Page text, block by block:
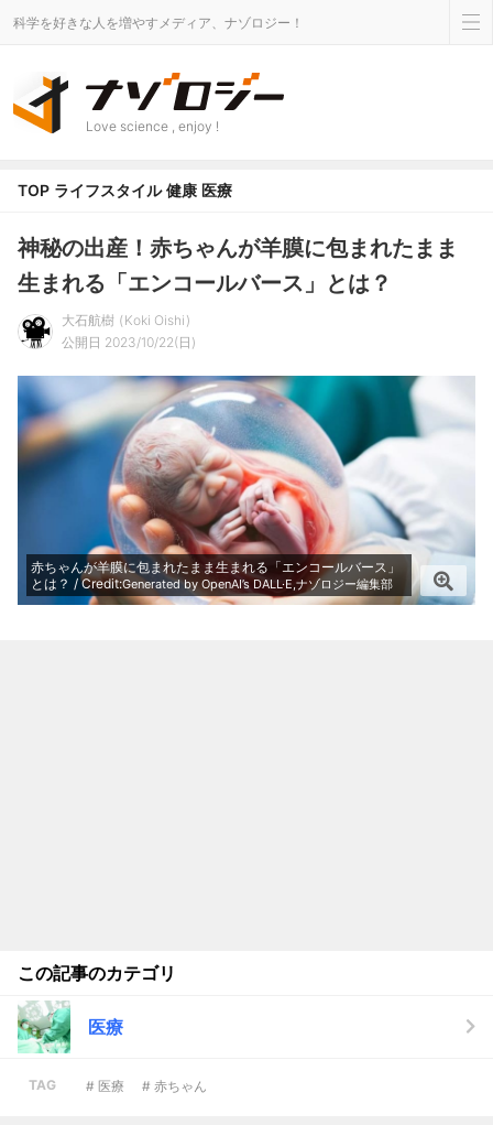
科学を好きな人を増やすメディア、ナゾロジー！
Love science , enjoy !
TOP ライフスタイル 健康 医療
神秘の出産！赤ちゃんが羊膜に包まれたまま
生まれる「エンコールバース」とは？
大石航樹
Koki Oishi
公開日 2023/10/22(日)
赤ちゃんが羊膜に包まれたまま生まれる「エンコールバース」
とは？ / Credit:Generated by OpenAI’s DALL·E,ナゾロジー編集部
この記事のカテゴリ
医療
TAG # 医療 # 赤ちゃん